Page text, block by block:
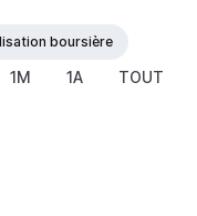
boursière
1M 1A TOUT